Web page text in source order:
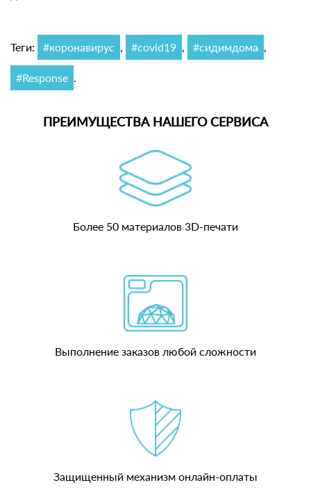
Теги: #коронавирус , #covid19 , #сидимдома ,
#Response .
ПРЕИМУЩЕСТВА НАШЕГО СЕРВИСА
Более 50 материалов 3D-печати
Выполнение заказов любой сложности
Защищенный механизм онлайн-оплаты